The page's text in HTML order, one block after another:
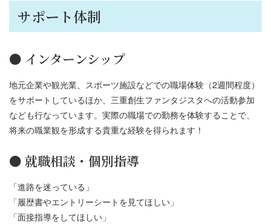
サポート体制
● インターンシップ
地元企業や観光業、スポーツ施設などでの職場体験（2週間程度）
をサポートしているほか、三重創生ファンタジスタへの活動参加
なども行なっています。実際の職場での勤務を体験することで、
将来の職業観を形成する貴重な経験を得られます！
● 就職相談・個別指導
「進路を迷っている」
「履歴書やエントリーシートを見てほしい」
「面接指導をしてほしい」